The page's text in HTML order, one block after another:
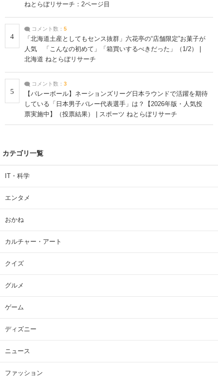
ねとらぼリサーチ：2ページ目
4
コメント数： 5
「北海道土産としてもセンス抜群」六花亭の“店舗限定”お菓子が
人気 「こんなの初めて」「箱買いするべきだった」（1/2） |
北海道 ねとらぼリサーチ
5
コメント数： 3
【バレーボール】ネーションズリーグ日本ラウンドで活躍を期待
している「日本男子バレー代表選手」は？【2026年版・人気投
票実施中】（投票結果） | スポーツ ねとらぼリサーチ
カテゴリ一覧
IT・科学
エンタメ
おかね
カルチャー・アート
クイズ
グルメ
ゲーム
ディズニー
ニュース
ファッション